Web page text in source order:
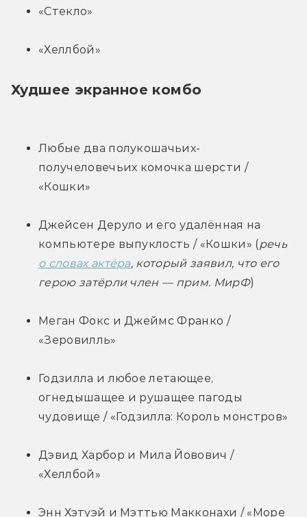
«Стекло»
«Хеллбой»
Худшее экранное комбо
Любые два полукошачьих-
получеловечьих комочка шерсти /
«Кошки»
Джейсен Деруло и его удалённая на
компьютере выпуклость / «Кошки» (
речь
о словах актёра, который заявил, что его
герою затёрли член — прим. МирФ)
Меган Фокс и Джеймс Франко /
«Зеровилль»
Годзилла и любое летающее,
огнедышащее и рушащее пагоды
чудовище / «Годзилла: Король монстров»
Дэвид Харбор и Мила Йовович /
«Хеллбой»
Энн Хэтуэй и Мэттью Макконахи / «Море